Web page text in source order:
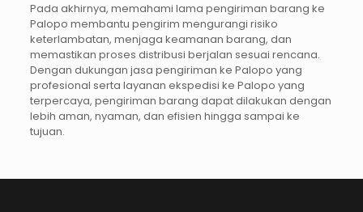
Pada akhirnya, memahami lama pengiriman barang ke
Palopo membantu pengirim mengurangi risiko
keterlambatan, menjaga keamanan barang, dan
memastikan proses distribusi berjalan sesuai rencana.
Dengan dukungan jasa pengiriman ke Palopo yang
profesional serta layanan ekspedisi ke Palopo yang
terpercaya, pengiriman barang dapat dilakukan dengan
lebih aman, nyaman, dan efisien hingga sampai ke
tujuan.